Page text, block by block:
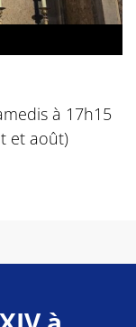
à 17h15
et août)